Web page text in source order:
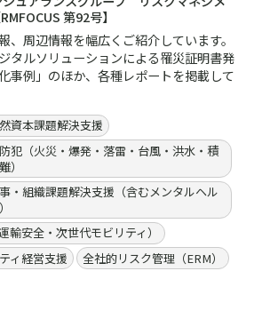
第92号】
、周辺情報を幅広くご紹介しています。
タルソリューションによる罹災証明書発
事例」のほか、各種レポートを掲載して
資本課題解決支援
犯（火災・爆発・落雷・台風・洪水・積
）
・組織課題解決支援（含むメンタルヘル
輸安全・次世代モビリティ）
ィ経営支援
全社的リスク管理（ERM）